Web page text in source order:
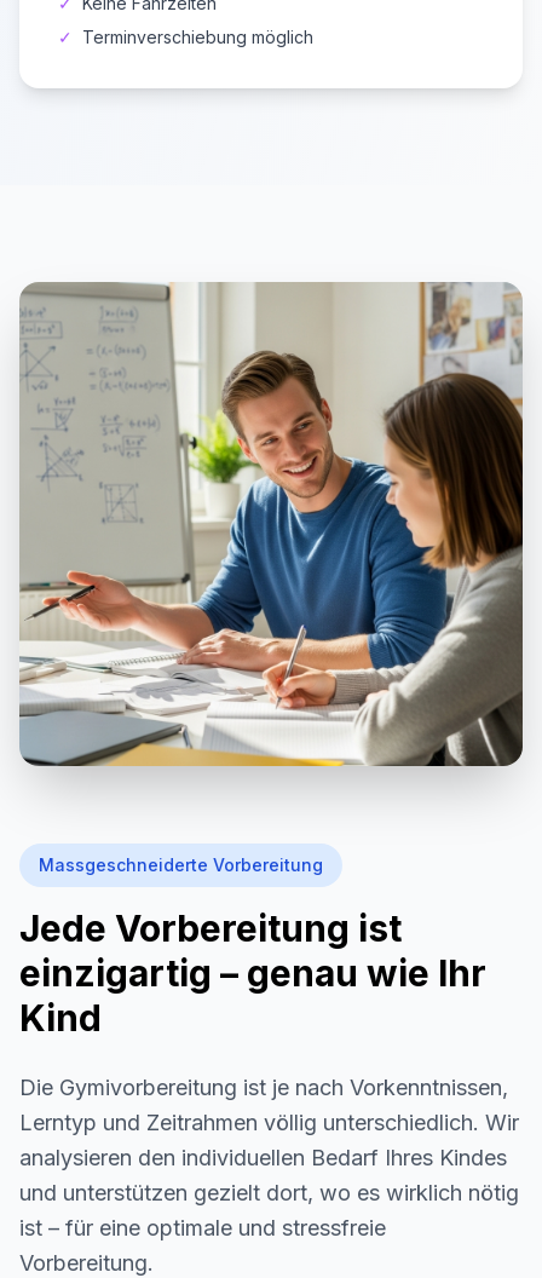
✓
Terminverschiebung möglich
Massgeschneiderte Vorbereitung
Jede Vorbereitung ist
einzigartig – genau wie Ihr
Kind
Die Gymivorbereitung ist je nach Vorkenntnissen,
Lerntyp und Zeitrahmen völlig unterschiedlich. Wir
analysieren den individuellen Bedarf Ihres Kindes
und unterstützen gezielt dort, wo es wirklich nötig
ist – für eine optimale und stressfreie
Vorbereitung.